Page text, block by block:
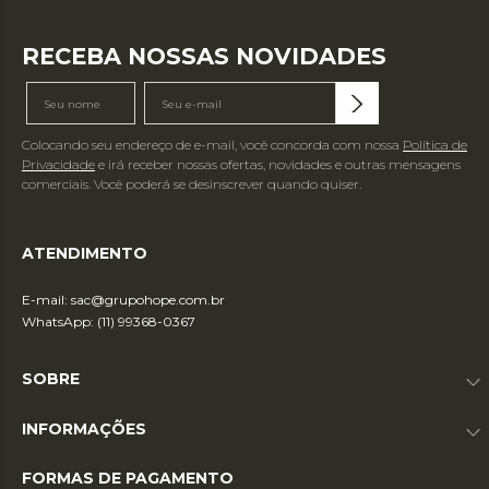
RECEBA NOSSAS NOVIDADES
Colocando seu endereço de e-mail, você concorda com nossa Política de
Privacidade e irá receber nossas ofertas, novidades e outras mensagens
comerciais. Você poderá se desinscrever quando quiser.
ATENDIMENTO
E-mail: sac@grupohope.com.br
WhatsApp: (11) 99368-0367
SOBRE
INFORMAÇÕES
FORMAS DE PAGAMENTO